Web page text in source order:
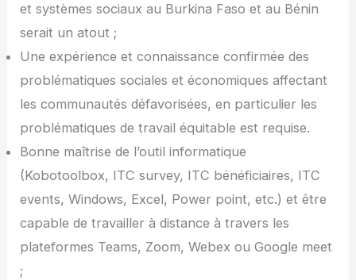
et systèmes sociaux au Burkina Faso et au Bénin
serait un atout ;
Une expérience et connaissance confirmée des
problématiques sociales et économiques affectant
les communautés défavorisées, en particulier les
problématiques de travail équitable est requise.
Bonne maîtrise de l’outil informatique
(Kobotoolbox, ITC survey, ITC bénéficiaires, ITC
events, Windows, Excel, Power point, etc.) et être
capable de travailler à distance à travers les
plateformes Teams, Zoom, Webex ou Google meet
;